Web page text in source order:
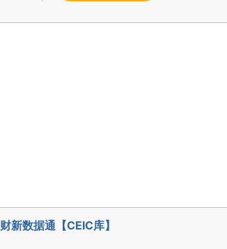
财新数据通【CEIC库】